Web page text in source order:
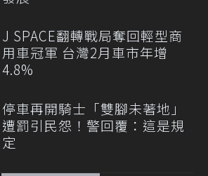
J SPACE翻轉戰局奪回輕型商
用車冠軍 台灣2月車市年增
4.8%
停車再開騎士「雙腳未著地」
遭罰引民怨！警回覆：這是規
定